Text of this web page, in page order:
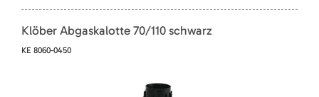
Klöber Abgaskalotte 70/110 schwarz
KE 8060-0450